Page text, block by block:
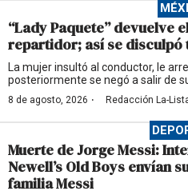
“Lady Paquete” devuelve
repartidor; así se disculpó
La mujer insultó al conductor, le
posteriormente se negó a salir de
8 de agosto, 2026 · Redacción La-
Muerte de Jorge Messi:
Newell’s Old Boys envían
familia Messi